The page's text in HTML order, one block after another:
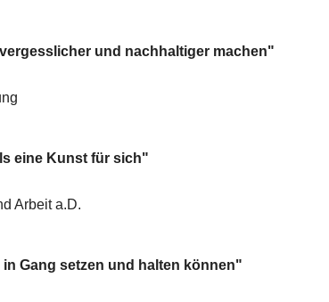
und nachhaltiger machen"
eine Kunst für sich"
Arbeit a.D.
Gang setzen und halten können"